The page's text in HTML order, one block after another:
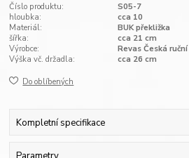
Číslo produktu:
S05-7
hloubka:
cca 10
Materiál:
BUK překližka
šířka:
cca 21 cm
Výrobce:
Revas Česká
Výška vč. držadla:
cca 26 cm
Do oblíbených
Kompletní specifikace